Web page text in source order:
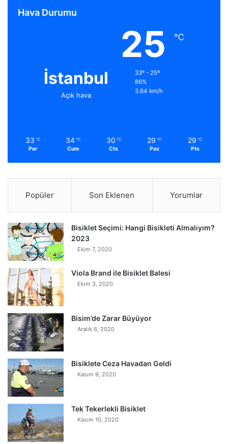
Hava Durumu
İstanbul
Açık hava
25 ℃
33º - 25º
86%
3.64 km/h
33 ℃
Per
34 ℃
Cum
30 ℃
Cts
29 ℃
Paz
29 ℃
Pts
Popüler Son Eklenen Yorumlar
Bisiklet Seçimi: Hangi Bisikleti Almalıyım?
2023
Ekim 7, 2020
Viola Brand ile Bisiklet Balesi
Ekim 3, 2020
Bisim’de Zarar Büyüyor
Aralık 6, 2020
Bisiklete Ceza Havadan Geldi
Kasım 9, 2020
Tek Tekerlekli Bisiklet
Kasım 10, 2020